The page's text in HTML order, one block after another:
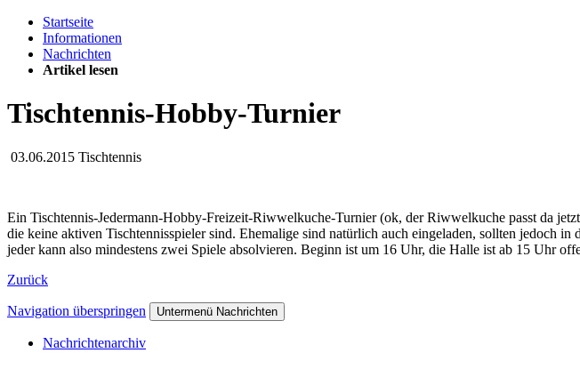
Startseite
Informationen
Nachrichten
Artikel lesen
Tischtennis-Hobby-Turnier
03.06.2015 Tischtennis
Ein Tischtennis-Jedermann-Hobby-Freizeit-Riwwelkuche-Turnier (ok, der Riwwelkuche passt da
die keine aktiven Tischtennisspieler sind. Ehemalige sind natürlich auch eingeladen, sollten jedoch
jeder kann also mindestens zwei Spiele absolvieren. Beginn ist um 16 Uhr, die Halle ist ab 15 Uhr
Zurück
Navigation überspringen Untermenü Nachrichten
Nachrichtenarchiv